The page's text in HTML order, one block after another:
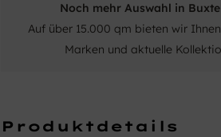
Noch mehr Auswahl in
Auf über 15.000 qm bieten wir
Marken und aktuelle
Produktdetails